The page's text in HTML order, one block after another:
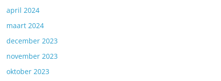
april 2024
maart 2024
december 2023
november 2023
oktober 2023